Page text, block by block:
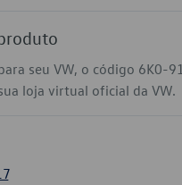
seu VW, o código 6K0-
loja virtual oficial da VW.